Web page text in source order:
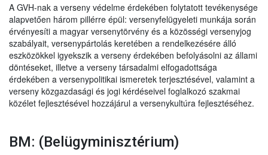
A GVH-nak a verseny védelme érdekében folytatott tevékenysége
alapvetően három pillérre épül: versenyfelügyeleti munkája során
érvényesíti a magyar versenytörvény és a közösségi versenyjog
szabályait, versenypártolás keretében a rendelkezésére álló
eszközökkel igyekszik a verseny érdekében befolyásolni az állami
döntéseket, illetve a verseny társadalmi elfogadottsága
érdekében a versenypolitikai ismeretek terjesztésével, valamint a
verseny közgazdasági és jogi kérdéseivel foglalkozó szakmai
közélet fejlesztésével hozzájárul a versenykultúra fejlesztéséhez.
BM: (Belügyminisztérium)